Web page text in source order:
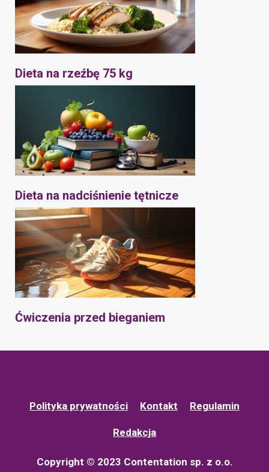
Dieta na rzeźbę 75 kg
Dieta na nadciśnienie tętnicze
Ćwiczenia przed bieganiem
Polityka prywatności Kontakt Regulamin
Redakcja
Copyright © 2023 Contentation sp. z o.o.